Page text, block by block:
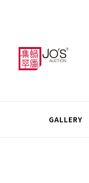
GALLERY